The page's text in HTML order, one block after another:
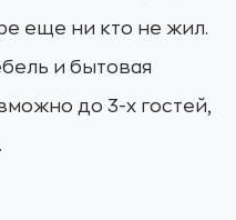
еще ни кто не жил.
и бытовая
до 3-х гостей,